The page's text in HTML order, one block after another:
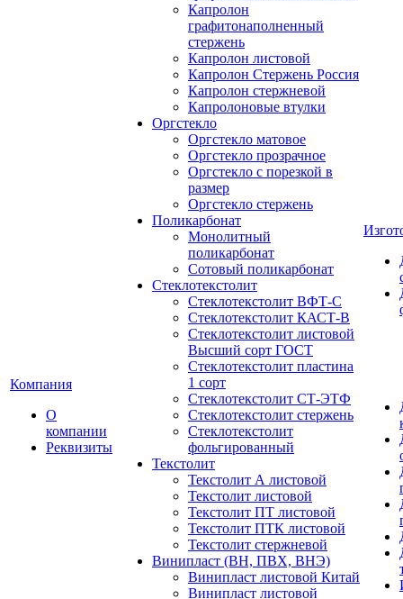
Компания
О
компании
Реквизиты
Капролон
графитонаполненный
стержень
Капролон листовой
Капролон Стержень Россия
Капролон стержневой
Капролоновые втулки
Оргстекло
Оргстекло матовое
Оргстекло прозрачное
Оргстекло с порезкой в
размер
Оргстекло стержень
Поликарбонат
Монолитный
поликарбонат
Сотовый поликарбонат
Стеклотекстолит
Стеклотекстолит ВФТ-С
Стеклотекстолит КАСТ-В
Стеклотекстолит листовой
Высший сорт ГОСТ
Стеклотекстолит пластина
1 сорт
Стеклотекстолит СТ-ЭТФ
Стеклотекстолит стержень
Стеклотекстолит
фольгированный
Текстолит
Текстолит А листовой
Текстолит листовой
Текстолит ПТ листовой
Текстолит ПТК листовой
Текстолит стержневой
Винипласт (ВН, ПВХ, ВНЭ)
Винипласт листовой Китай
Винипласт листовой